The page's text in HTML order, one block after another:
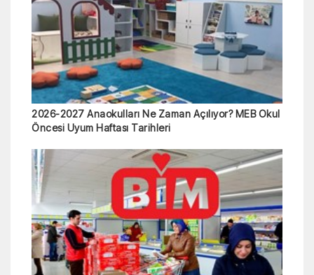
2026-2027 Anaokulları Ne Zaman Açılıyor? MEB Okul
Öncesi Uyum Haftası Tarihleri